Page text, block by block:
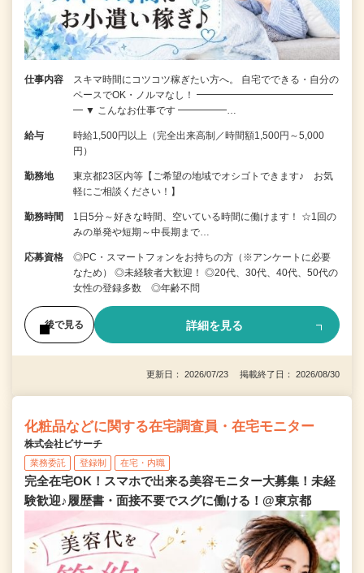
仕事内容
スキマ時間にコツコツ稼ぎたい方へ。 自宅でできる・自分の
ペースでOK・ノルマなし！ ━━━━━━━━━━━━━━
━ ▼ こんなお仕事です ━━━━━…
給与
時給1,500円以上（完全出来高制／時間額1,500円～5,000
円）
勤務地
東京都23区内等【ご希望の地域でオシゴトできます♪ お気
軽にご相談ください！】
勤務時間
1日5分～好きな時間、空いている時間に働けます！ ☆1回の
みの単発や短期～中長期まで…
応募資格
◎PC・スマートフォンをお持ちの方（※アンケートに必要
なため） ◎未経験者大歓迎！ ◎20代、30代、40代、50代の
女性の登録多数 ◎年齢不問
後で見る 詳細を見る
更新日： 2026/07/23 掲載終了日： 2026/08/30
化粧品などに関する在宅調査員・在宅モニター
株式会社ビサーチ
業務委託 登録制 在宅・内職
完全在宅OK！スマホで出来る美容モニター大募集！未経
験歓迎♪履歴書・面接不要でスグに働ける！@東京都